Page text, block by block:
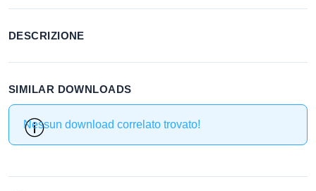
DESCRIZIONE
SIMILAR DOWNLOADS
Nessun download correlato trovato!